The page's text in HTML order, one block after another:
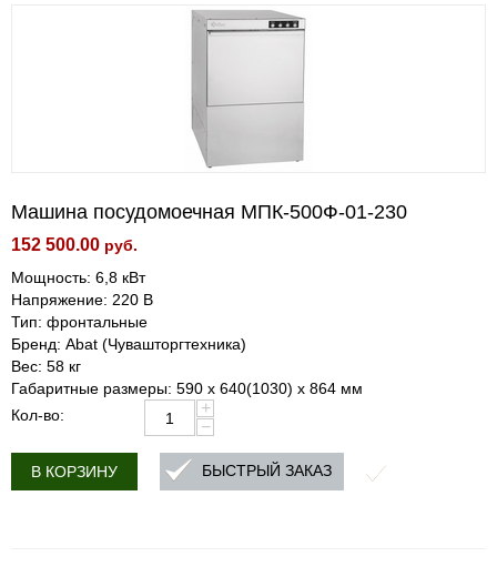
Машина посудомоечная МПК-500Ф-01-230
152 500.00 руб.
Мощность: 6,8 кВт
Напряжение: 220 В
Тип: фронтальные
Бренд: Abat (Чувашторгтехника)
Вес: 58 кг
Габаритные размеры: 590 х 640(1030) х 864 мм
Кол-во:
+
−
В КОРЗИНУ БЫСТРЫЙ ЗАКАЗ